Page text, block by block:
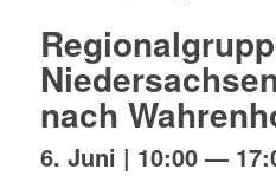
nach
6. Juni | 10:00—